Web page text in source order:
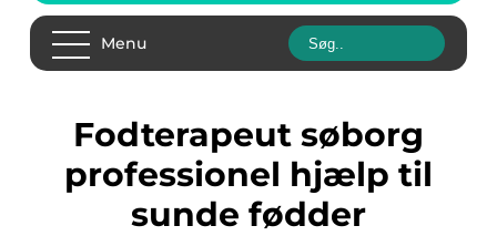
Menu
Fodterapeut søborg
professionel hjælp til
sunde fødder